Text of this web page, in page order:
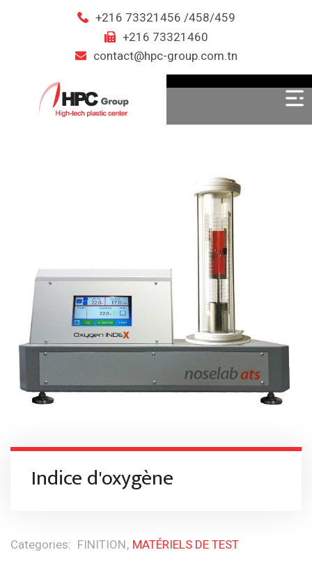
+216 73321456 /458/459
+216 73321460
contact@hpc-group.com.tn
Indice d'oxygène
Categories: FINITION MATÉRIELS DE TEST